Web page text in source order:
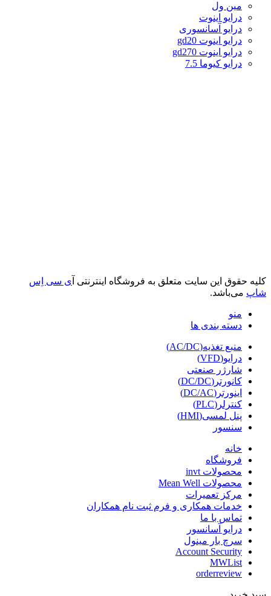
مین ول
درایو اینوت
درایو آسانسوری
درایو اینوت gd20
درایو اینوت gd270
درایو کیوما 7.5
کلیه حقوق این سایت متعلق به فروشگاه اینترنتی آ ی سی اِس
شاپ می‌باشد.
منو
دسته بندی ها
منبع تغذیه(AC/DC)
درایو(VFD)
شارژر صنعتی
کانورتر(DC/DC)
اینورتر(DC/AC)
کنترلر(PLC)
پنل لمسی(HMI)
سنسور
خانه
فروشگاه
محصولات invt
محصولات Mean Well
مرکز تعمیرات
خدمات همکاری و فرم ثبت نام همکاران
تماس با ما
درایو آسانسور
سرچ بار مینول
Account Security
MWList
orderreview